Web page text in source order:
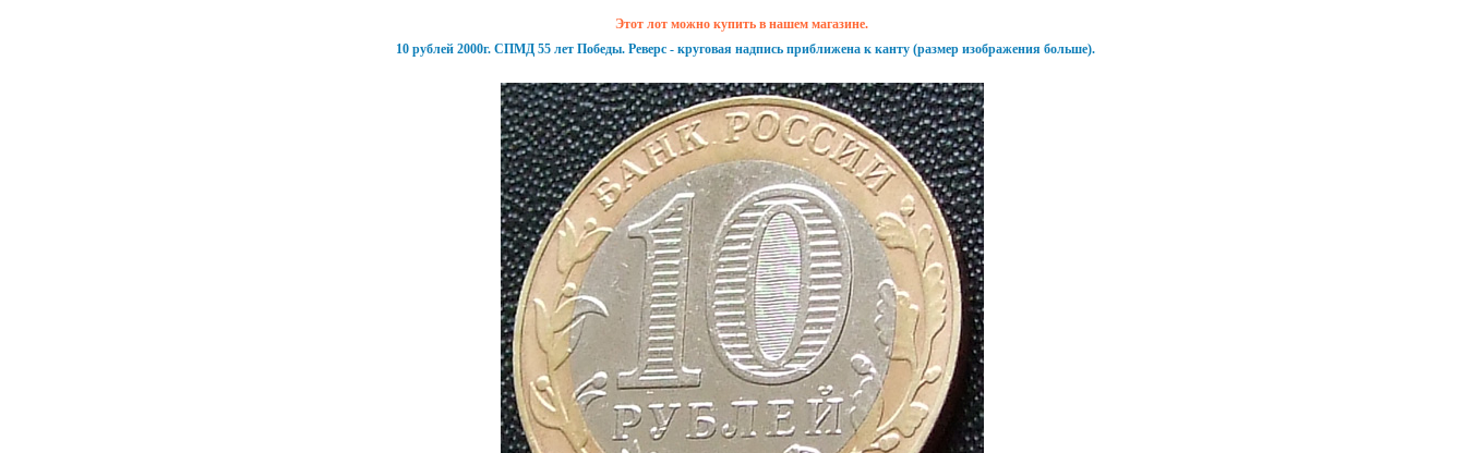
Этот лот можно купить в нашем магазине.
10 рублей 2000г. СПМД 55 лет Победы. Реверс - круговая надпись приближена к канту (размер изображения больше).